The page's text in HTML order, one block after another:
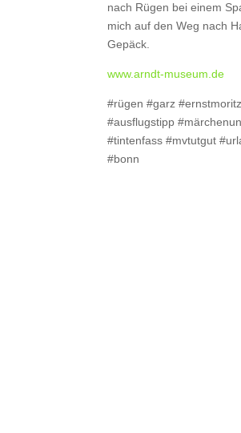
nach Rügen bei einem
mich auf den Weg nach
Gepäck.
www.arndt-museum.de
#rügen #garz
#ausflugstipp
#tintenfass #mvtutgut
#bonn